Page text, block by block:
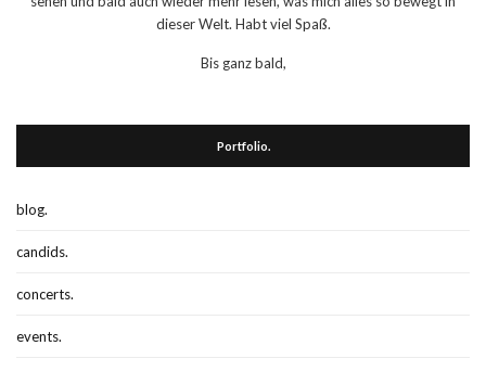
dieser Welt. Habt viel Spaß.
Bis ganz bald,
Portfolio.
blog.
candids.
concerts.
events.